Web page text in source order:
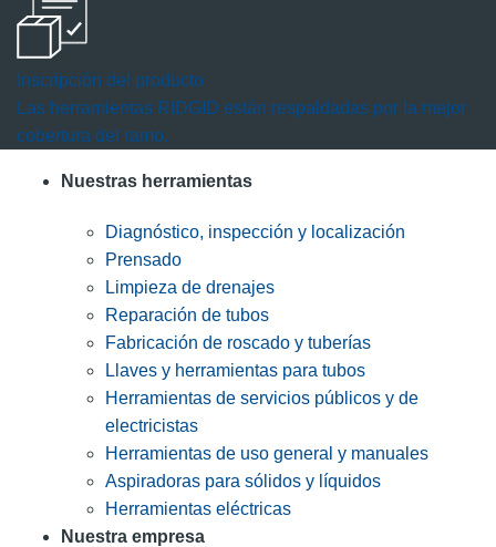
Inscripción del producto
Las herramientas RIDGID están respaldadas por la mejor
cobertura del ramo.
Nuestras herramientas
Diagnóstico, inspección y localización
Prensado
Limpieza de drenajes
Reparación de tubos
Fabricación de roscado y tuberías
Llaves y herramientas para tubos
Herramientas de servicios públicos y de
electricistas
Herramientas de uso general y manuales
Aspiradoras para sólidos y líquidos
Herramientas eléctricas
Nuestra empresa